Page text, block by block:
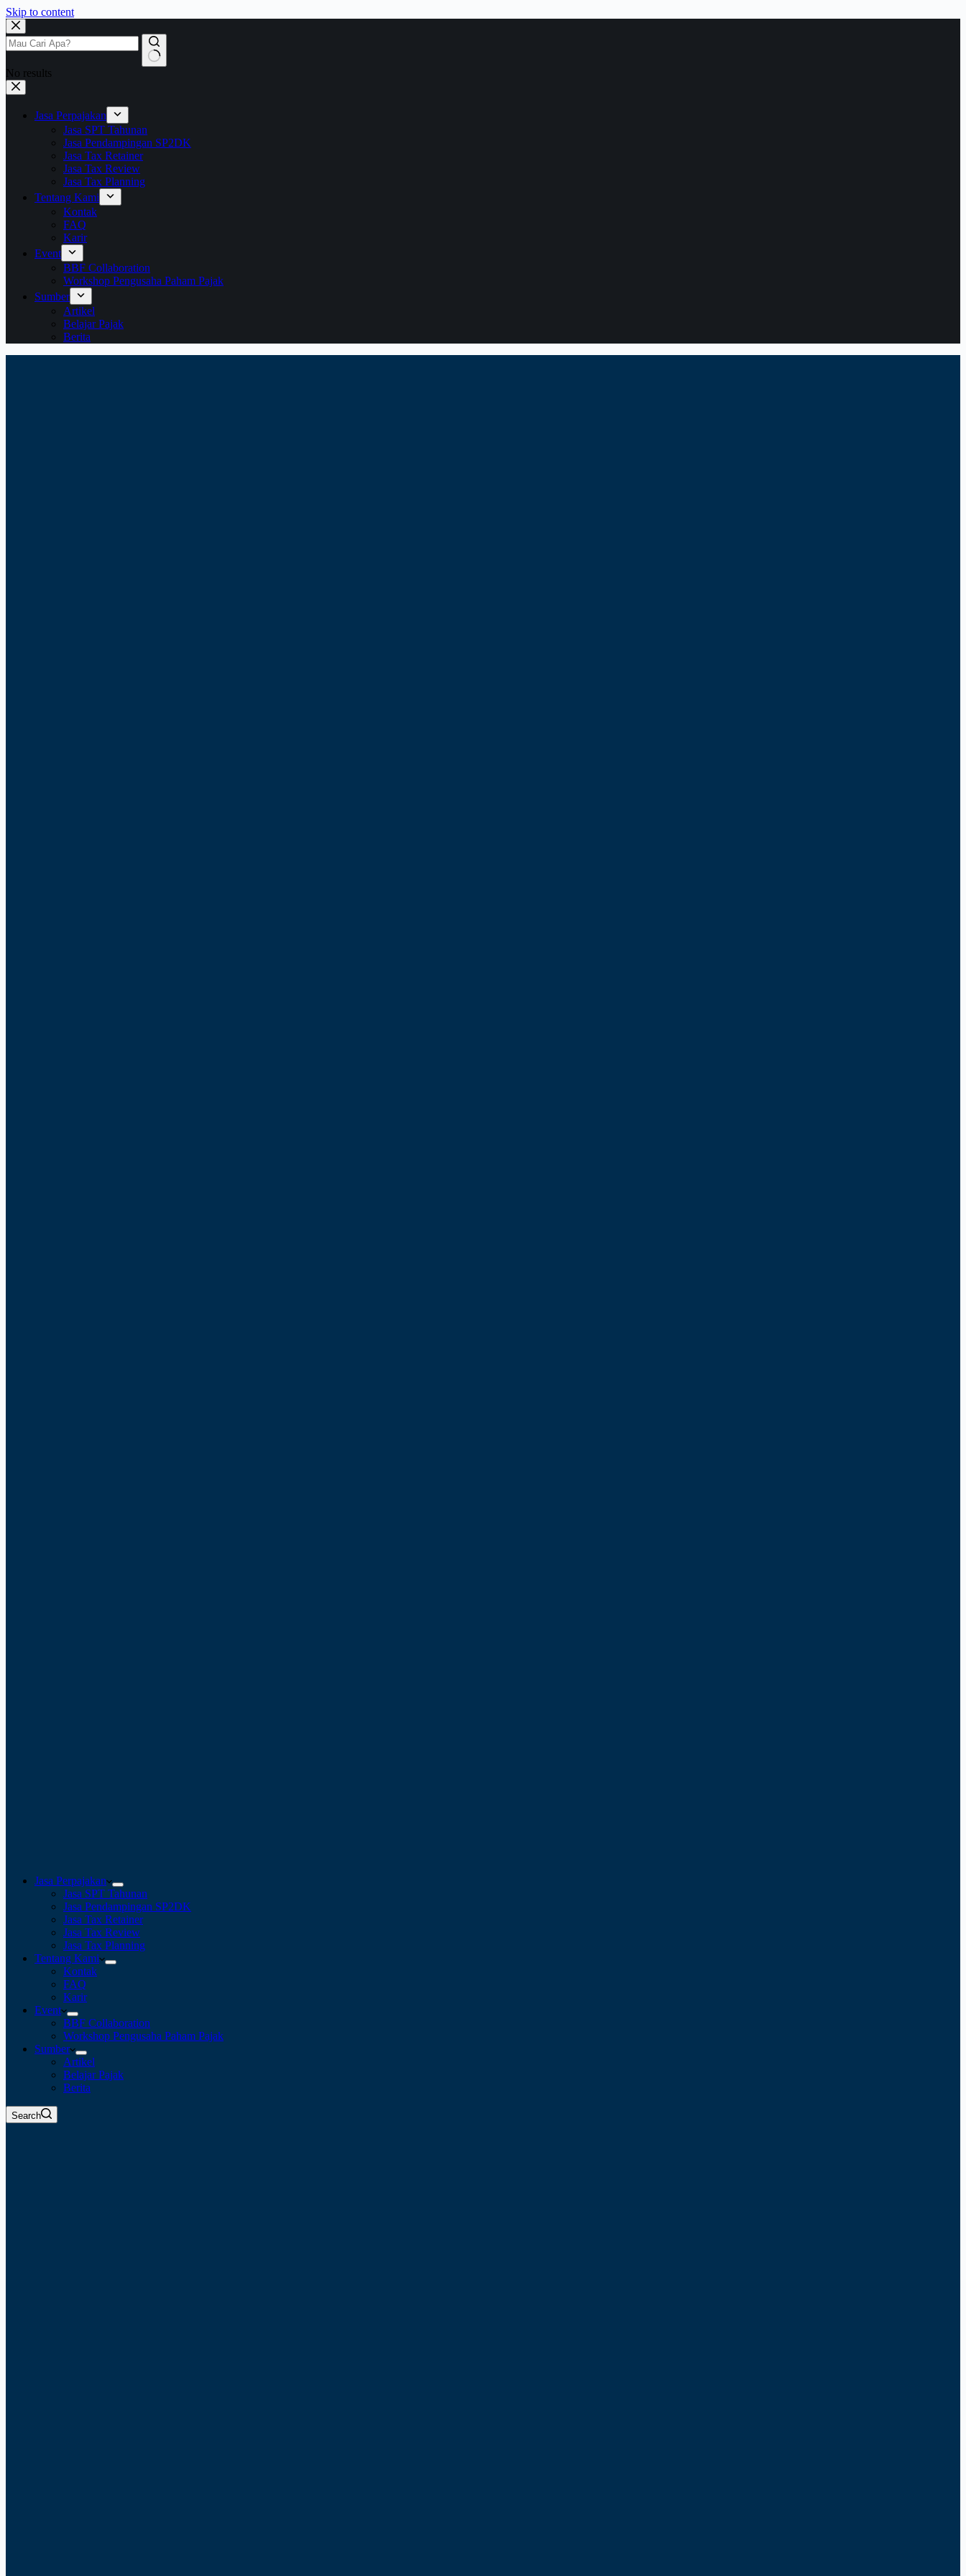
Skip to content
No results
Jasa Perpajakan
Jasa SPT Tahunan
Jasa Pendampingan SP2DK
Jasa Tax Retainer
Jasa Tax Review
Jasa Tax Planning
Tentang Kami
Kontak
FAQ
Karir
Event
BBF Collaboration
Workshop Pengusaha Paham Pajak
Sumber
Artikel
Belajar Pajak
Berita
Jasa Perpajakan
Jasa SPT Tahunan
Jasa Pendampingan SP2DK
Jasa Tax Retainer
Jasa Tax Review
Jasa Tax Planning
Tentang Kami
Kontak
FAQ
Karir
Event
BBF Collaboration
Workshop Pengusaha Paham Pajak
Sumber
Artikel
Belajar Pajak
Berita
Search